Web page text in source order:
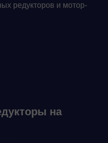
редукторов и мотор-
на